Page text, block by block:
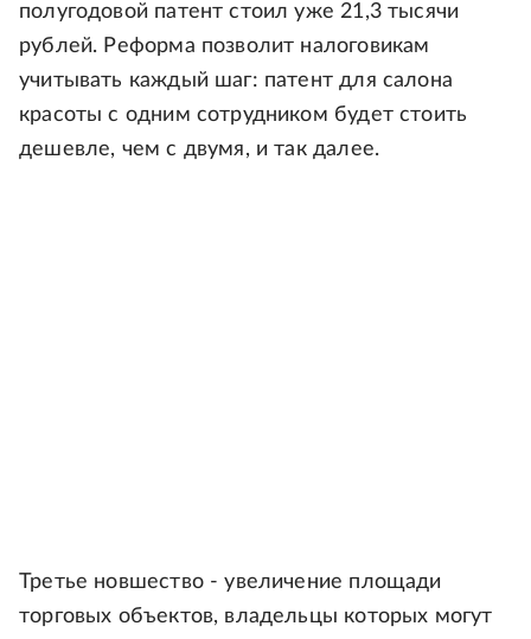
полугодовой патент стоил уже 21,3 тысячи
рублей. Реформа позволит налоговикам
учитывать каждый шаг: патент для салона
красоты с одним сотрудником будет стоить
дешевле, чем с двумя, и так далее.
Третье новшество - увеличение площади
торговых объектов, владельцы которых могут